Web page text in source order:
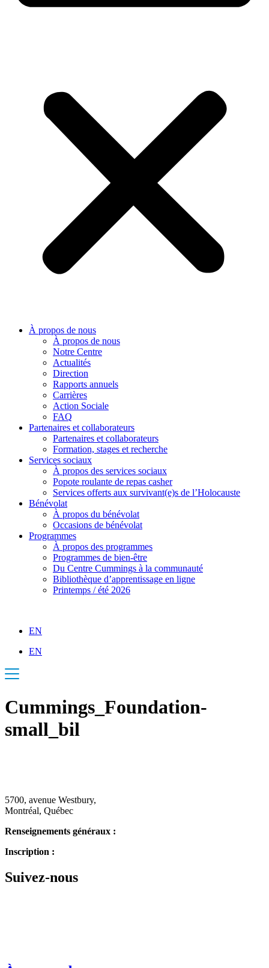
À propos de nous
À propos de nous
Notre Centre
Actualités
Direction
Rapports annuels
Carrières
Action Sociale
FAQ
Partenaires et collaborateurs
Partenaires et collaborateurs
Formation, stages et recherche
Services sociaux
À propos des services sociaux
Popote roulante de repas casher
Services offerts aux survivant(e)s de l’Holocauste
Bénévolat
À propos du bénévolat
Occasions de bénévolat
Programmes
À propos des programmes
Programmes de bien-être
Du Centre Cummings à la communauté
Bibliothèque d’apprentissage en ligne
Printemps / été 2026
EN
EN
Cummings_Foundation-
small_bil
5700, avenue Westbury,
Montréal, Québec
Renseignements généraux :
Inscription :
Suivez-nous